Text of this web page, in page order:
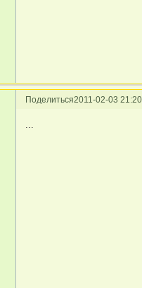
Поделиться2011-02-03